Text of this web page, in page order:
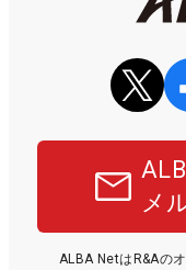
メ
ALBA NetはR&Aの